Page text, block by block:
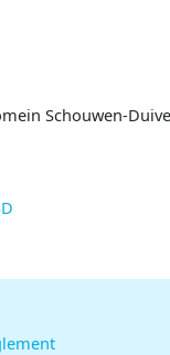
Schouwen-